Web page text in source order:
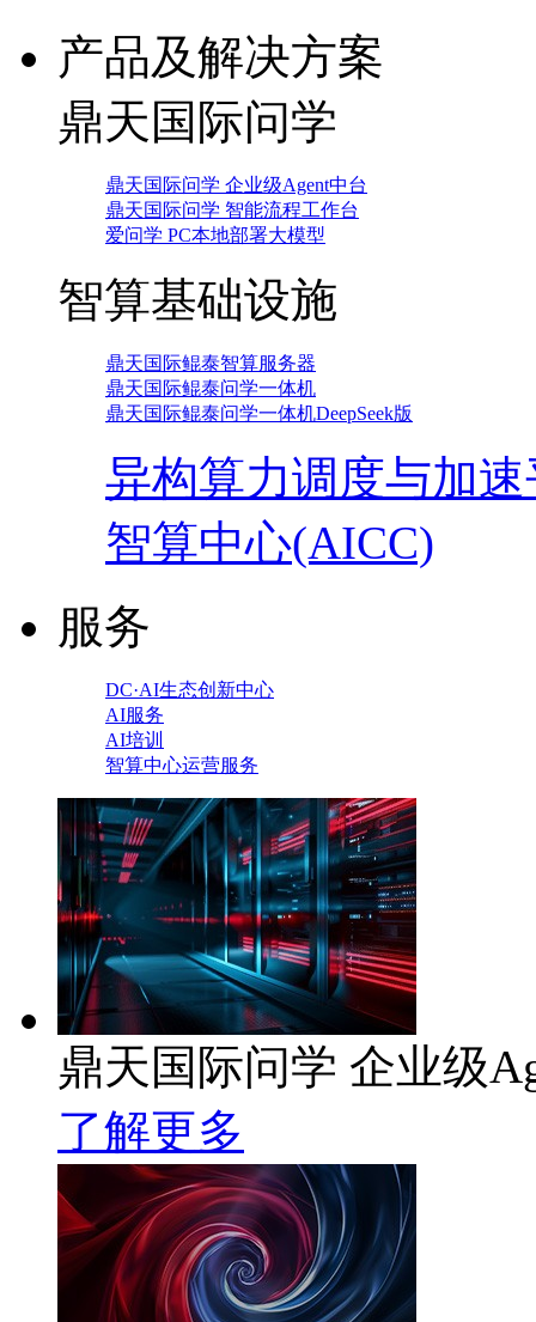
产品及解决方案
鼎天国际问学
鼎天国际问学 企业级Agent中台
鼎天国际问学 智能流程工作台
爱问学 PC本地部署大模型
智算基础设施
鼎天国际鲲泰智算服务器
鼎天国际鲲泰问学一体机
鼎天国际鲲泰问学一体机DeepSeek版
异构算力调度与加
智算中心(AICC)
服务
DC·AI生态创新中心
AI服务
AI培训
智算中心运营服务
鼎天国际问学 企业级
了解更多